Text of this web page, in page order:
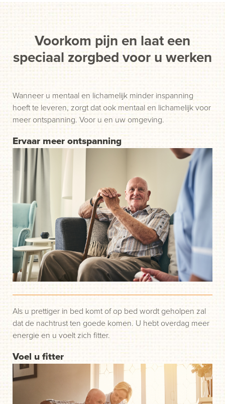
Voorkom pijn en laat een
speciaal zorgbed voor u werken
Ervaar meer ontspanning
Wanneer u mentaal en lichamelijk minder inspanning
hoeft te leveren, zorgt dat ook mentaal en lichamelijk voor
meer ontspanning. Voor u en uw omgeving.
Voel u fitter
Als u prettiger in bed komt of op bed wordt geholpen zal
dat de nachtrust ten goede komen. U hebt overdag meer
energie en u voelt zich fitter.